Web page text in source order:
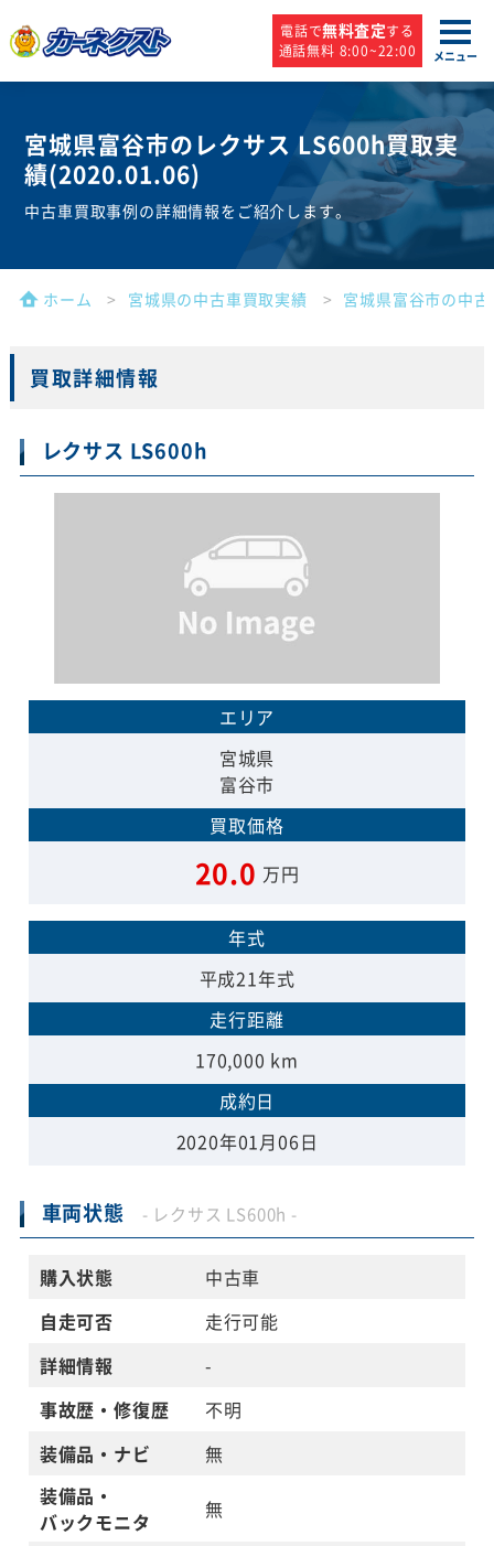
電話で無料査定する
通話無料 8:00~22:00
メニュー
宮城県富谷市のレクサス LS600h買取実
績(2020.01.06)
中古車買取事例の詳細情報をご紹介します。
ホーム 宮城県の中古車買取実績 宮城県富谷市の中
買取詳細情報
レクサス LS600h
エリア
宮城県
富谷市
買取価格
20.0 万円
年式
平成21年式
走行距離
170,000 km
成約日
2020年01月06日
車両状態 - レクサス LS600h -
購入状態
中古車
自走可否
走行可能
詳細情報
-
事故歴・修復歴
不明
装備品・ナビ
無
装備品・
バックモニタ
無